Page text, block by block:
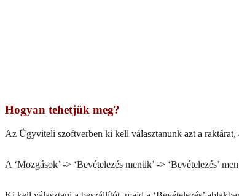
Hogyan tehetjük meg?
Az Ügyviteli szoftverben ki kell választanunk azt a
A ‘Mozgások’ -> ‘Bevételezés menük’ -> ‘Bevételezés’